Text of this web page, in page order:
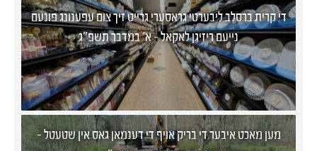
די קרית ברסלב ליבערטי גראסערי גרייט זיך צום עפענונג פונעם
נייעם ריזיגן לאקאל - א' במדבר תשפ"ג
מען מאכט איבער די בריק אויף די דענמאן גאס אין שטעטל -